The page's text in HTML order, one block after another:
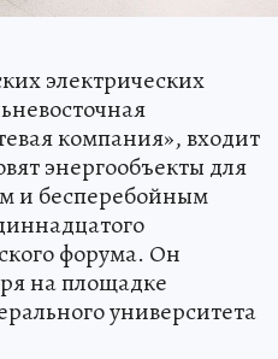
электрических
компания», входит
энергообъекты для
и бесперебойным
форума. Он
на площадке
университета